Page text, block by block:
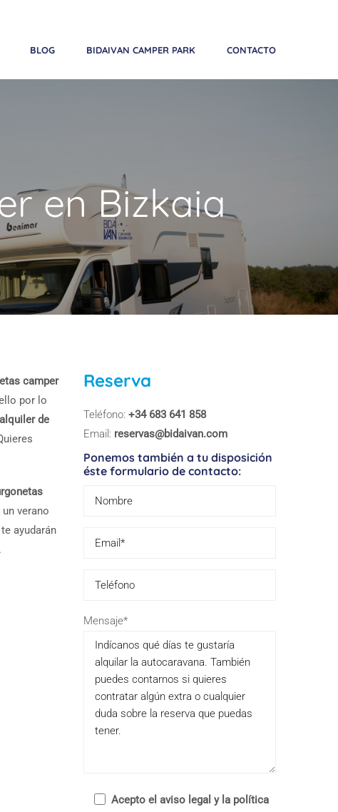
BLOG BIDAIVAN CAMPER PARK CONTACTO
en Bizkaia
camper
por lo
de
verano
ayudarán
Reserva
Teléfono: +34 683 641 858
Email: reservas@bidaivan.com
Ponemos también a tu disposición
éste formulario de contacto:
Mensaje*
Acepto el aviso legal y la política